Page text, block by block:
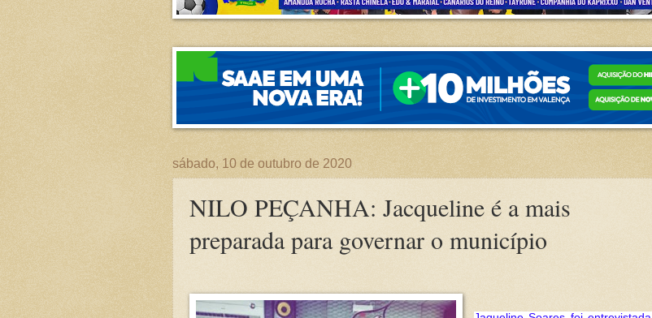
sábado, 10 de outubro de 2020
NILO PEÇANHA: Jacqueline é a mais
preparada para governar o município